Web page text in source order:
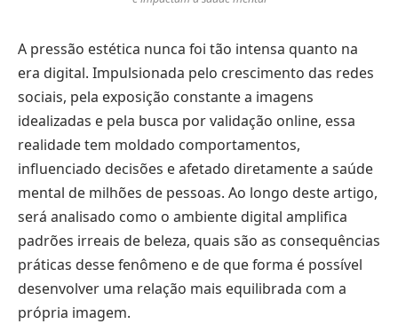
A pressão estética nunca foi tão intensa quanto na
era digital. Impulsionada pelo crescimento das redes
sociais, pela exposição constante a imagens
idealizadas e pela busca por validação online, essa
realidade tem moldado comportamentos,
influenciado decisões e afetado diretamente a saúde
mental de milhões de pessoas. Ao longo deste artigo,
será analisado como o ambiente digital amplifica
padrões irreais de beleza, quais são as consequências
práticas desse fenômeno e de que forma é possível
desenvolver uma relação mais equilibrada com a
própria imagem.